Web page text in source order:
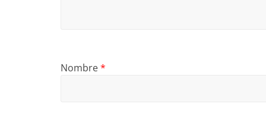
Nombre*